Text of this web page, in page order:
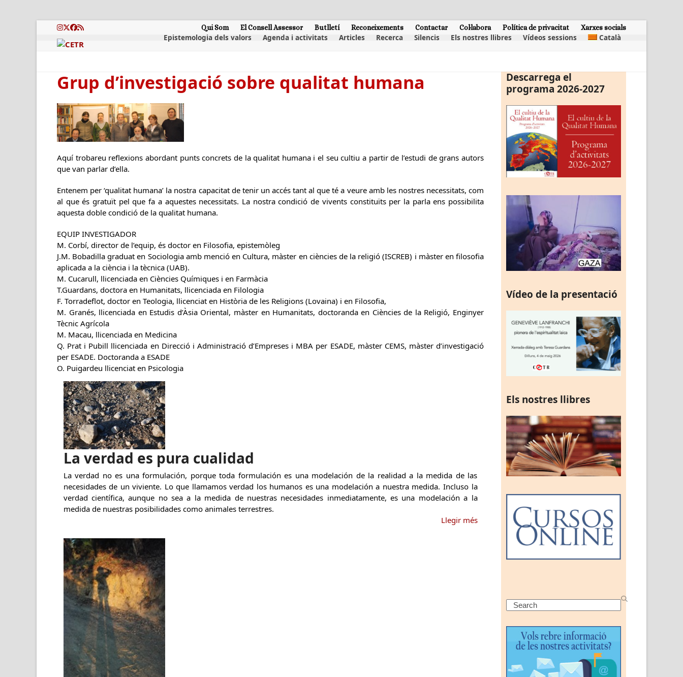
Instagram
Twitter
Facebook
RSS Qui Som El Consell Assessor Butlletí Reconeixements Contactar Col·labora Política de privacitat Xarxes socials
Epistemologia dels valors Agenda i activitats Articles Recerca Silencis Els nostres llibres Vídeos sessions Català
Grup d’investigació sobre qualitat humana
Aquí trobareu reflexions abordant punts concrets de la qualitat humana i el seu cultiu a partir de l’estudi de grans autors
que van parlar d’ella.
Entenem per ‘qualitat humana’ la nostra capacitat de tenir un accés tant al que té a veure amb les nostres necessitats, com
al que és gratuït pel que fa a aquestes necessitats. La nostra condició de vivents constituïts per la parla ens possibilita
aquesta doble condició de la qualitat humana.
EQUIP INVESTIGADOR
M. Corbí, director de l’equip, és doctor en Filosofia, epistemòleg
J.M. Bobadilla graduat en Sociologia amb menció en Cultura, màster en ciències de la religió (ISCREB) i màster en filosofia
aplicada a la ciència i la tècnica (UAB).
M. Cucarull, llicenciada en Ciències Químiques i en Farmàcia
T.Guardans, doctora en Humanitats, llicenciada en Filologia
F. Torradeflot, doctor en Teologia, llicenciat en Història de les Religions (Lovaina) i en Filosofia,
M. Granés, llicenciada en Estudis d’Àsia Oriental, màster en Humanitats, doctoranda en Ciències de la Religió, Enginyer
Tècnic Agrícola
M. Macau, llicenciada en Medicina
Q. Prat i Pubill llicenciada en Direcció i Administració d’Empreses i MBA per ESADE, màster CEMS, màster d’investigació
per ESADE. Doctoranda a ESADE
O. Puigardeu llicenciat en Psicologia
La verdad es pura cualidad
La verdad no es una formulación, porque toda formulación es una modelación de la realidad a la medida de las
necesidades de un viviente. Lo que llamamos verdad los humanos es una modelación a nuestra medida. Incluso la
verdad científica, aunque no sea a la medida de nuestras necesidades inmediatamente, es una modelación a la
medida de nuestras posibilidades como animales terrestres.
Llegir més
Descarrega el
programa 2026-2027
Vídeo de la presentació
Els nostres llibres
Search